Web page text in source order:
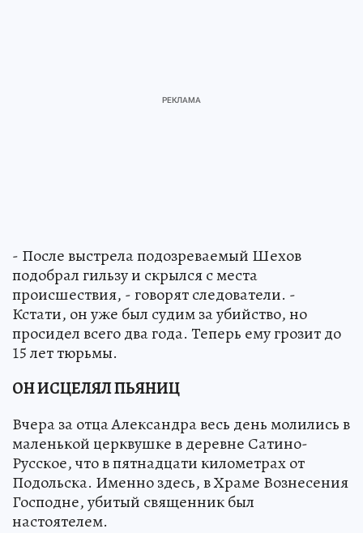
- После выстрела подозреваемый Шехов
подобрал гильзу и скрылся с места
происшествия, - говорят следователи. -
Кстати, он уже был судим за убийство, но
просидел всего два года. Теперь ему грозит до
15 лет тюрьмы.
ОН ИСЦЕЛЯЛ ПЬЯНИЦ
Вчера за отца Александра весь день молились в
маленькой церквушке в деревне Сатино-
Русское, что в пятнадцати километрах от
Подольска. Именно здесь, в Храме Вознесения
Господне, убитый священник был
настоятелем.